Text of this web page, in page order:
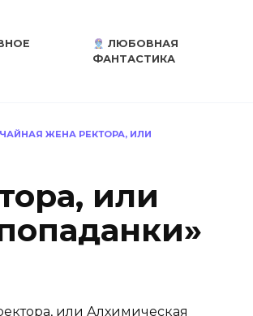
ЛЮБОВНАЯ
ФАНТАСТИКА
ЖЕНА РЕКТОРА, ИЛИ
или
или Алхимическая